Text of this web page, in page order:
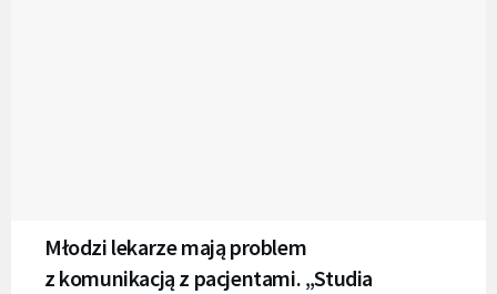
Młodzi lekarze mają problem
z komunikacją z pacjentami. „Studia